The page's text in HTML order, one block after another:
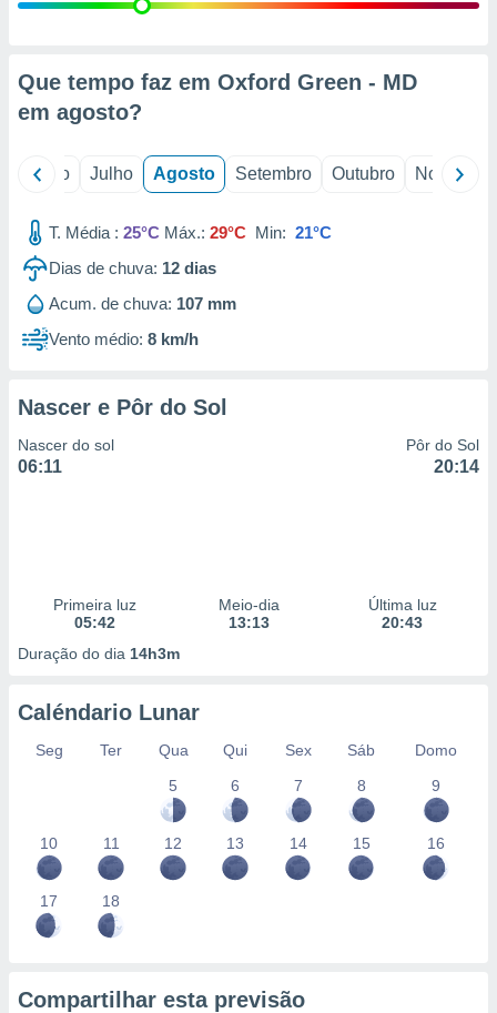
através
estudos
1199
Que tempo faz em Oxford Green - MD
em agosto?
Junho Julho Agosto Setembro Outubro Novembro
T. Média : 25°C Máx.: 29°C Min: 21°C
Dias de chuva: 12 dias
Acum. de chuva: 107 mm
Vento médio: 8 km/h
Nascer e Pôr do Sol
Nascer do sol
06:11
Pôr do Sol
20:14
Primeira luz
05:42
Meio-dia
13:13
Última luz
20:43
Duração do dia 14h3m
Caléndario Lunar
Seg Ter Qua Qui Sex Sáb
Domo
5
6 7 8 9
10 11 12 13 14 15 16
17 18
Compartilhar esta previsão